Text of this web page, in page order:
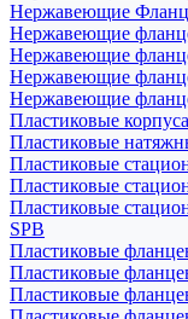
Нержавеющие
Нержавеющие
Нержавеющие
Нержавеющие
Нержавеющие
Пластиковые
Пластиковые
Пластиковые
Пластиковые
Пластиковые
SPB
Пластиковые
Пластиковые
Пластиковые